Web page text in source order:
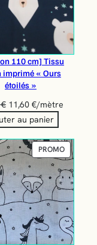
110 cm] Tissu
imprimé « Ours
étoilés »
€ 11,60 €/mètre
au panier
PROMOPRODUIT
EN